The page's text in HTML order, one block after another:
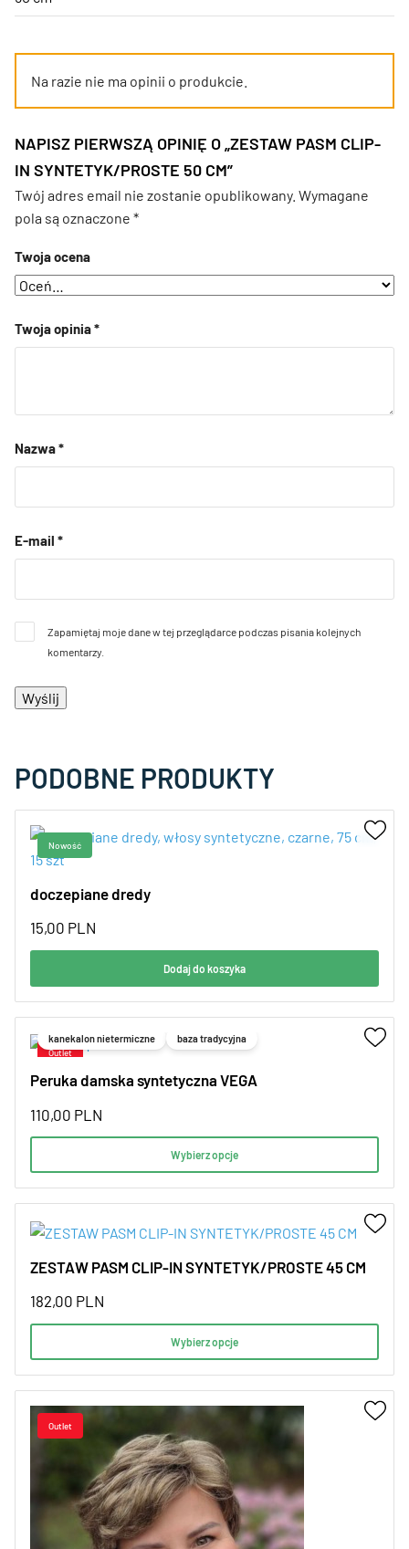
Na razie nie ma opinii o produkcie.
NAPISZ PIERWSZĄ OPINIĘ O „ZESTAW PASM CLIP-
IN SYNTETYK/PROSTE 50 CM”
Twój adres email nie zostanie opublikowany. Wymagane
pola są oznaczone *
Twoja ocena
Twoja opinia*
Nazwa*
E-mail *
Zapamiętaj moje dane w tej przeglądarce podczas pisania kolejnych
komentarzy.
PODOBNE PRODUKTY
doczepiane dredy
15,00 PLN
Dodaj do koszyka
kanekalon nietermiczne baza tradycyjna
Peruka damska syntetyczna VEGA
110,00 PLN
Wybierz opcje
ZESTAW PASM CLIP-IN SYNTETYK/PROSTE 45 CM
182,00 PLN
Wybierz opcje